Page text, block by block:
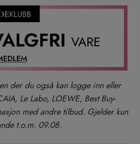
der du også kan logge inn eller
Le Labo, LOEWE, Best Buy-
med andre tilbud. Gjelder kun
t.o.m. 09.08.